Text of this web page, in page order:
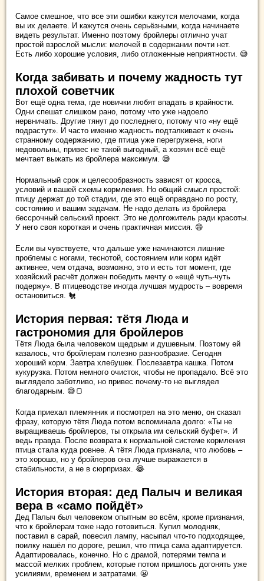
Самое смешное, что все эти ошибки кажутся мелочами, когда
вы их делаете. И кажутся очень серьёзными, когда начинаете
видеть результат. Именно поэтому бройлеры отлично учат
простой взрослой мысли: мелочей в содержании почти нет.
Есть либо хорошие условия, либо отложенные неприятности. 😅
Когда забивать и почему жадность тут
плохой советчик
Вот ещё одна тема, где новички любят впадать в крайности.
Одни спешат слишком рано, потому что уже надоело
нервничать. Другие тянут до последнего, потому что «ну ещё
подрастут». И часто именно жадность подталкивает к очень
странному содержанию, где птица уже перегружена, ноги
недовольны, привес не такой выгодный, а хозяин всё ещё
мечтает выжать из бройлера максимум. 😅
Нормальный срок и целесообразность зависят от кросса,
условий и вашей схемы кормления. Но общий смысл простой:
птицу держат до той стадии, где это ещё оправдано по росту,
состоянию и вашим задачам. Не надо делать из бройлера
бессрочный сельский проект. Это не долгожитель ради красоты.
У него своя короткая и очень практичная миссия. 😄
Если вы чувствуете, что дальше уже начинаются лишние
проблемы с ногами, теснотой, состоянием или корм идёт
активнее, чем отдача, возможно, это и есть тот момент, где
хозяйский расчёт должен победить мечту о «ещё чуть-чуть
подержу». В птицеводстве иногда лучшая мудрость – вовремя
остановиться. 🐔
История первая: тётя Люда и
гастрономия для бройлеров
Тётя Люда была человеком щедрым и душевным. Поэтому ей
казалось, что бройлерам полезно разнообразие. Сегодня
хороший корм. Завтра хлебушек. Послезавтра кашка. Потом
кукурузка. Потом немного очисток, чтобы не пропадало. Всё это
выглядело заботливо, но привес почему-то не выглядел
благодарным. 😅🍞
Когда приехал племянник и посмотрел на это меню, он сказал
фразу, которую тётя Люда потом вспоминала долго: «Ты не
выращиваешь бройлеров, ты открыла им сельский буфет». И
ведь правда. После возврата к нормальной системе кормления
птица стала куда ровнее. А тётя Люда признала, что любовь –
это хорошо, но у бройлеров она лучше выражается в
стабильности, а не в сюрпризах. 😂
История вторая: дед Палыч и великая
вера в «само пойдёт»
Дед Палыч был человеком опытным во всём, кроме признания,
что к бройлерам тоже надо готовиться. Купил молодняк,
поставил в сарай, повесил лампу, насыпал что-то подходящее,
поилку нашёл по дороге, решил, что птица сама адаптируется.
Адаптировалась, конечно. Но с драмой, потерями темпа и
массой мелких проблем, которые потом пришлось догонять уже
усилиями, временем и затратами. 😬